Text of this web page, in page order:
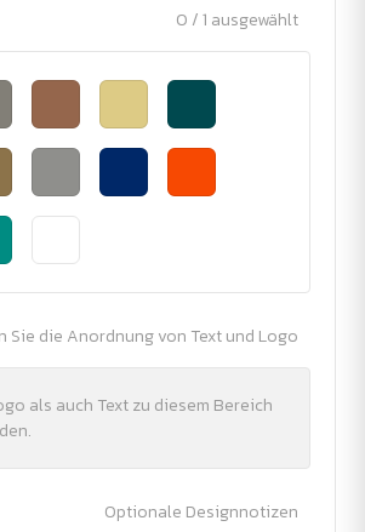
0 / 1 ausgewählt
Sie die Anordnung von Text und Logo
als auch Text zu diesem Bereich
Optionale Designnotizen